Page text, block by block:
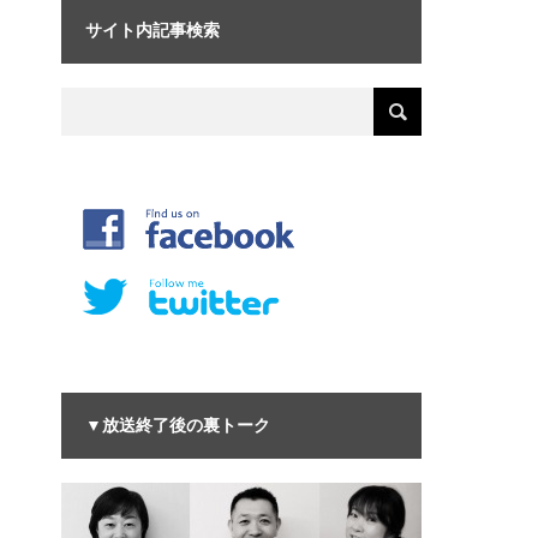
サイト内記事検索
▼放送終了後の裏トーク